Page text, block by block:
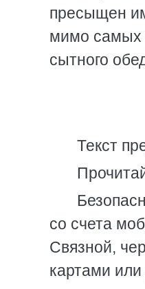
пресыщен
мимо самых
сытного
Текст
со счета
Связной,
картами